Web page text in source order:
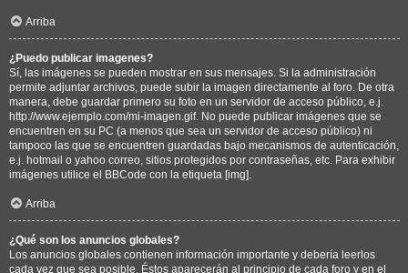
Arriba
¿Puedo publicar imagenes?
Sí, las imágenes se pueden mostrar en sus mensajes. Si la administración
permite adjuntar archivos, puede subir la imagen directamente al foro. De otra
manera, debe guardar primero su foto en un servidor de acceso público, e.j.
http://www.ejemplo.com/mi-imagen.gif. No puede publicar imágenes que se
encuentren en su PC (a menos que sea un servidor de acceso público) ni
tampoco las que se encuentren guardadas bajo mecanismos de autenticación,
e.j. hotmail o yahoo correo, sitios protegidos por contraseñas, etc. Para exhibir
imágenes utilice el BBCode con la etiqueta [img].
Arriba
¿Qué son los anuncios globales?
Los anuncios globales contienen información importante y debería leerlos
cada vez que sea posible. Éstos aparecerán al principio de cada foro y en el